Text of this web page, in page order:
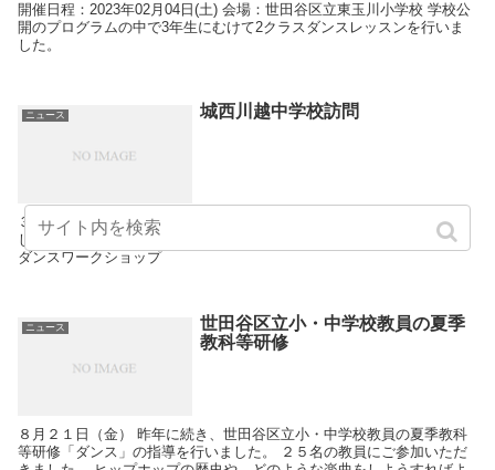
開催日程：2023年02月04日(土) 会場：世田谷区立東玉川小学校 学校公
開のプログラムの中で3年生にむけて2クラスダンスレッスンを行いま
した。
ニュース 城西川越中学校訪問
３月１３日（火） 城西川越中学校城西大学付属川越高等学校を訪問
し、体育の先生にお集りいただき、DVD購入後のアフターケアと無料
ダンスワークショップ
ニュース
世田谷区立小・中学校教員の夏季
教科等研修
８月２１日（金） 昨年に続き、世田谷区立小・中学校教員の夏季教科
等研修「ダンス」の指導を行いました。 ２５名の教員にご参加いただ